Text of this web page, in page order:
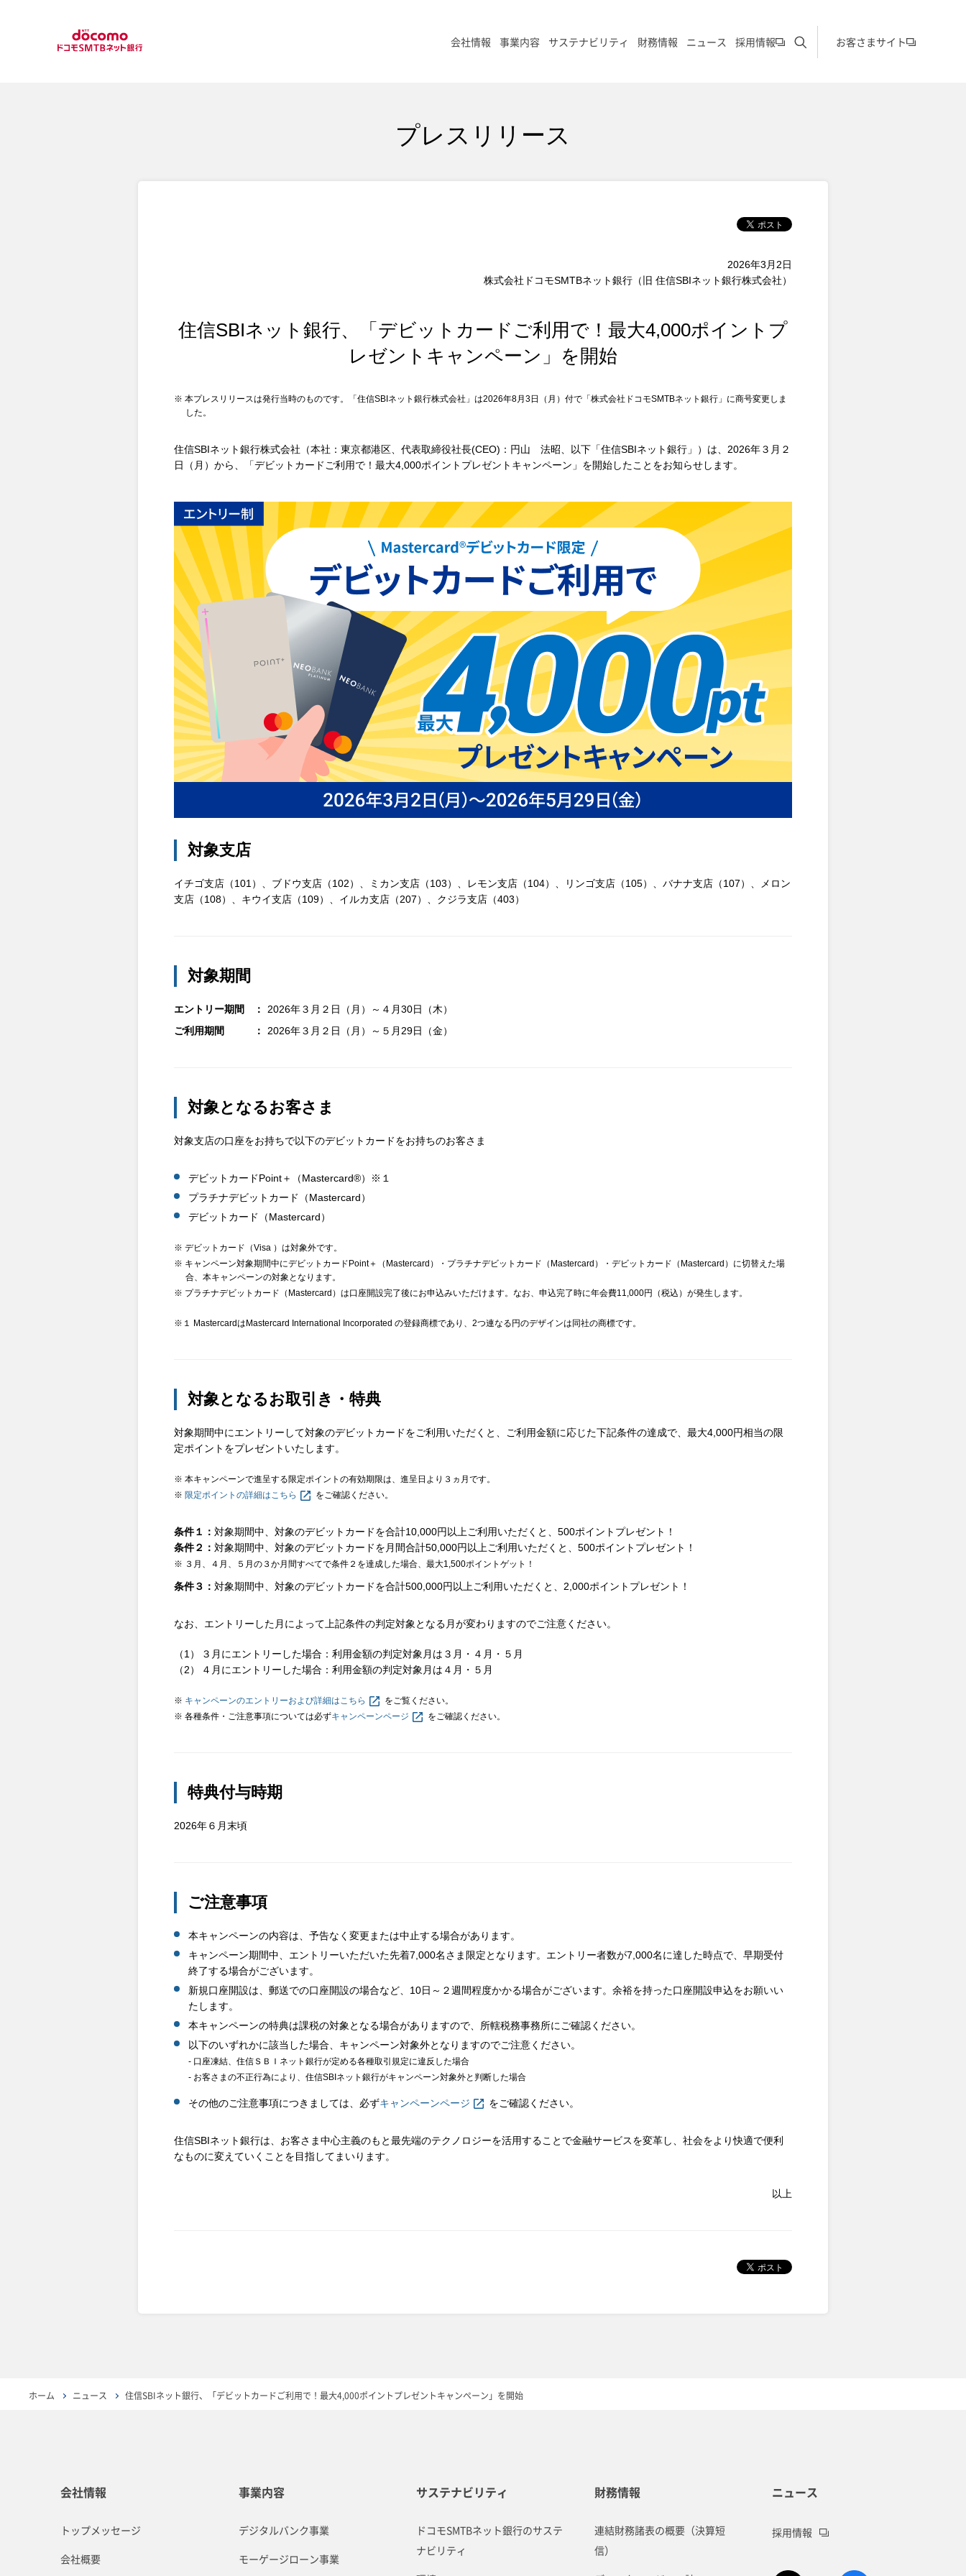
会社情報 事業内容 サステナビリティ 財務情報 ニュース 採用情報 サイト内検索を開く
お客さまサイト
プレスリリース
2026年3月2日
株式会社ドコモSMTBネット銀行（旧 住信SBIネット銀行株式会社）
住信SBIネット銀行、「デビットカードご利用で！最大4,000ポイントプ
レゼントキャンペーン」を開始
※ 本プレスリリースは発行当時のものです。「住信SBIネット銀行株式会社」は2026年8月3日（月）付で「株式会社ドコモSMTBネット銀行」に商号変更しま
した。
住信SBIネット銀行株式会社（本社：東京都港区、代表取締役社長(CEO)：円山 法昭、以下「住信SBIネット銀行」）は、2026年３月２
日（月）から、「デビットカードご利用で！最大4,000ポイントプレゼントキャンペーン」を開始したことをお知らせします。
対象支店
イチゴ支店（101）、ブドウ支店（102）、ミカン支店（103）、レモン支店（104）、リンゴ支店（105）、バナナ支店（107）、メロン
支店（108）、キウイ支店（109）、イルカ支店（207）、クジラ支店（403）
対象期間
エントリー期間
2026年３月２日（月）～４月30日（木）
ご利用期間
2026年３月２日（月）～５月29日（金）
対象となるお客さま
対象支店の口座をお持ちで以下のデビットカードをお持ちのお客さま
デビットカードPoint＋（Mastercard®）※１
プラチナデビットカード（Mastercard）
デビットカード（Mastercard）
※ デビットカード（Visa ）は対象外です。
※ キャンペーン対象期間中にデビットカードPoint＋（Mastercard）・プラチナデビットカード（Mastercard）・デビットカード（Mastercard）に切替えた場
合、本キャンペーンの対象となります。
※ プラチナデビットカード（Mastercard）は口座開設完了後にお申込みいただけます。なお、申込完了時に年会費11,000円（税込）が発生します。
※１ MastercardはMastercard International Incorporated の登録商標であり、2つ連なる円のデザインは同社の商標です。
対象となるお取引き・特典
対象期間中にエントリーして対象のデビットカードをご利用いただくと、ご利用金額に応じた下記条件の達成で、最大4,000円相当の限
定ポイントをプレゼントいたします。
※ 本キャンペーンで進呈する限定ポイントの有効期限は、進呈日より３ヵ月です。
※ 限定ポイントの詳細はこちら をご確認ください。
条件１
対象期間中、対象のデビットカードを合計10,000円以上ご利用いただくと、500ポイントプレゼント！
条件２
対象期間中、対象のデビットカードを月間合計50,000円以上ご利用いただくと、500ポイントプレゼント！
※ ３月、４月、５月の３か月間すべてで条件２を達成した場合、最大1,500ポイントゲット！
条件３ 対象期間中、対象のデビットカードを合計500,000円以上ご利用いただくと、2,000ポイントプレゼント！
なお、エントリーした月によって上記条件の判定対象となる月が変わりますのでご注意ください。
３月にエントリーした場合：利用金額の判定対象月は３月・４月・５月
４月にエントリーした場合：利用金額の判定対象月は４月・５月
※ キャンペーンのエントリーおよび詳細はこちら
をご覧ください。
※ 各種条件・ご注意事項については必ずキャンペーンページ をご確認ください。
特典付与時期
2026年６月末頃
ご注意事項
本キャンペーンの内容は、予告なく変更または中止する場合があります。
キャンペーン期間中、エントリーいただいた先着7,000名さま限定となります。エントリー者数が7,000名に達した時点で、早期受付
終了する場合がございます。
新規口座開設は、郵送での口座開設の場合など、10日～２週間程度かかる場合がございます。余裕を持った口座開設申込をお願いい
たします。
本キャンペーンの特典は課税の対象となる場合がありますので、所轄税務事務所にご確認ください。
以下のいずれかに該当した場合、キャンペーン対象外となりますのでご注意ください。
- 口座凍結、住信ＳＢＩネット銀行が定める各種取引規定に違反した場合
- お客さまの不正行為により、住信SBIネット銀行がキャンペーン対象外と判断した場合
その他のご注意事項につきましては、必ずキャンペーンページ をご確認ください。
住信SBIネット銀行は、お客さま中心主義のもと最先端のテクノロジーを活用することで金融サービスを変革し、社会をより快適で便利
なものに変えていくことを目指してまいります。
以上
ホーム ニュース 住信SBIネット銀行、「デビットカードご利用で！最大4,000ポイントプレゼントキャンペーン」を開始
会社情報
トップメッセージ
会社概要
事業内容
デジタルバンク事業
モーゲージローン事業
サステナビリティ
ドコモSMTBネット銀行のサステ
ナビリティ
財務情報
連結財務諸表の概要（決算短
信）
ニュース
採用情報